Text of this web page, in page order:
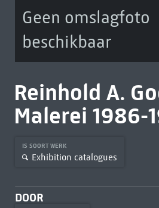
Geen omslagfoto
beschikbaar
Reinhold A.
Malerei 1986-
IS SOORT WERK
Exhibition catalogues
DOOR